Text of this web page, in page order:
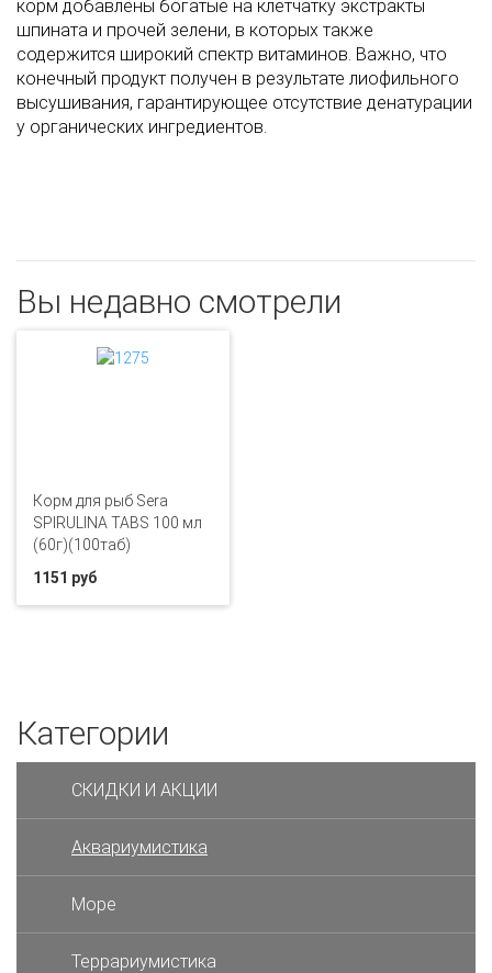
корм добавлены богатые на клетчатку экстракты
шпината и прочей зелени, в которых также
содержится широкий спектр витаминов. Важно, что
конечный продукт получен в результате лиофильного
высушивания, гарантирующее отсутствие денатурации
у органических ингредиентов.
Вы недавно смотрели
Корм для рыб Sera
SPIRULINA TABS 100 мл
(60г)(100таб)
1151 руб
Категории
СКИДКИ И АКЦИИ
Аквариумистика
Море
Террариумистика